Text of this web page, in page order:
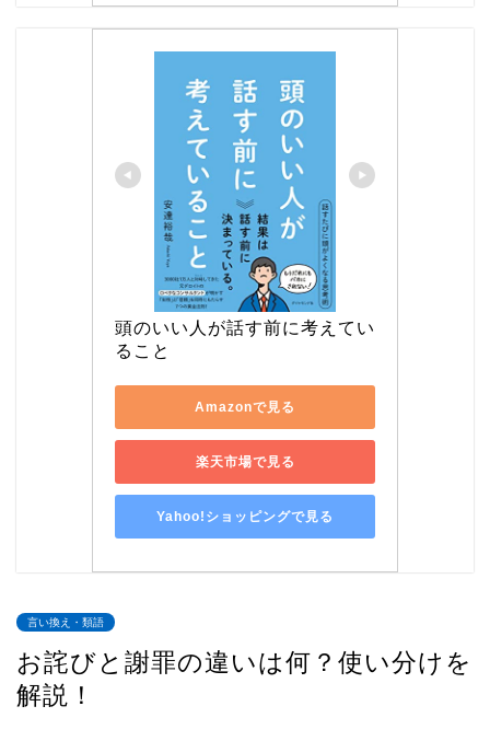
頭のいい人が話す前に考えてい
ること
Amazonで見る
楽天市場で見る
Yahoo!ショッピングで見る
言い換え・類語
お詫びと謝罪の違いは何？使い分けを
解説！